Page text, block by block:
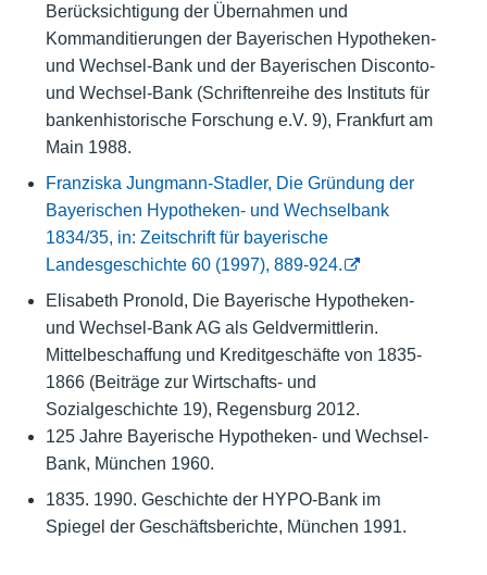
Berücksichtigung der Übernahmen und
Kommanditierungen der Bayerischen Hypotheken-
und Wechsel-Bank und der Bayerischen Disconto-
und Wechsel-Bank (Schriftenreihe des Instituts für
bankenhistorische Forschung e.V. 9), Frankfurt am
Main 1988.
Franziska Jungmann-Stadler, Die Gründung der
Bayerischen Hypotheken- und Wechselbank
1834/35, in: Zeitschrift für bayerische
Landesgeschichte 60 (1997), 889-924.
Elisabeth Pronold, Die Bayerische Hypotheken-
und Wechsel-Bank AG als Geldvermittlerin.
Mittelbeschaffung und Kreditgeschäfte von 1835-
1866 (Beiträge zur Wirtschafts- und
Sozialgeschichte 19), Regensburg 2012.
125 Jahre Bayerische Hypotheken- und Wechsel-
Bank, München 1960.
1835. 1990. Geschichte der HYPO-Bank im
Spiegel der Geschäftsberichte, München 1991.